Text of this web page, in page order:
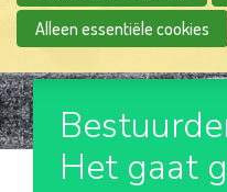
Het gaat
Alleen essentiële cookies